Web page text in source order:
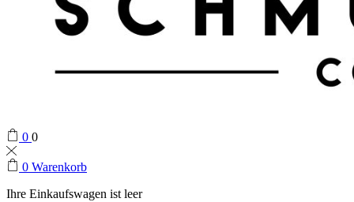
0 0
0 Warenkorb
Ihre Einkaufswagen ist leer